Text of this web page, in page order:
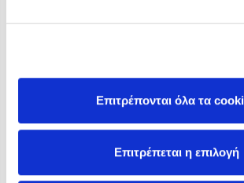
Επιτρέπονται όλα τα
Επιτρέπεται η επιλογή
Ο Κώστας Κρομμύδας στο Παλαιοχώρι
Ο Κώστας Κρομμύδας και η Μαρίνα Γιώτη
Ο Στέφανος Ξενάκης στη Χίο
Βιβλίου στο Πεδίον του Άρεως